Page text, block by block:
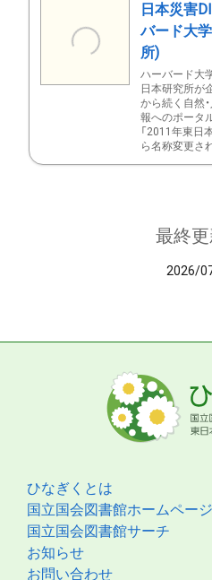
日本災害
バード大
所)
ハーバード大
日本研究所が
から続く自然
報へのポータ
「2011年東日
ら名称変更さ
最終更
2026/
ひなぎくとは
国立国会図書館ホームページ
国立国会図書館サーチ
お知らせ
お問い合わせ